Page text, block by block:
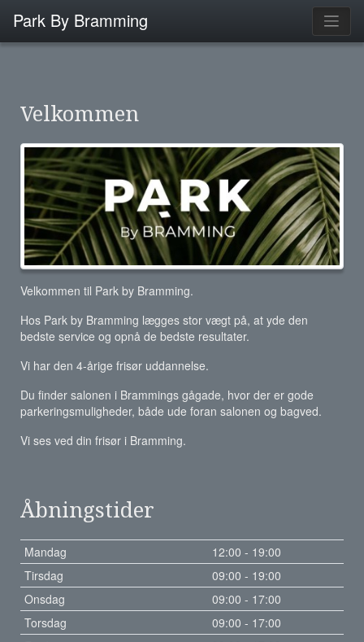
Park By Bramming
Velkommen
Velkommen til Park by Bramming.
Hos Park by Bramming lægges stor vægt på, at yde den
bedste service og opnå de bedste resultater.
Vi har den 4-årige frisør uddannelse.
Du finder salonen i Brammings gågade, hvor der er gode
parkeringsmuligheder, både ude foran salonen og bagved.
Vi ses ved din frisør i Bramming.
Åbningstider
Mandag
12:00 - 19:00
Tirsdag
09:00 - 19:00
Onsdag
09:00 - 17:00
Torsdag
09:00 - 17:00